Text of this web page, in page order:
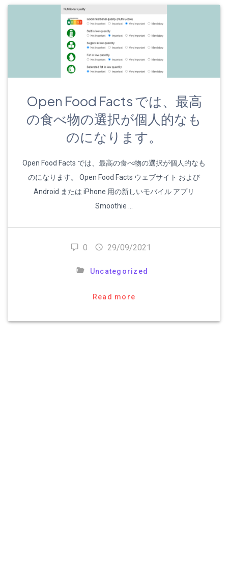
Open Food Facts では、最高
の食べ物の選択が個人的なも
のになります。
Open Food Facts では、最高の食べ物の選択が個人的なも
のになります。 Open Food Facts ウェブサイト および
Android または iPhone 用の新しいモバイル アプリ
Smoothie …
0 29/09/2021
Uncategorized
Read more